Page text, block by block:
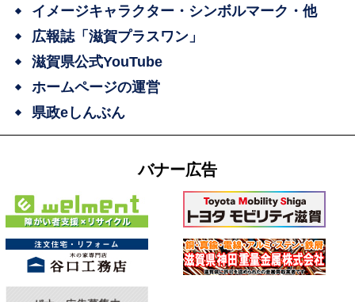
イメージキャラクター・シンボルマーク・他
広報誌「滋賀プラスワン」
滋賀県公式YouTube
ホームページの運営
県政eしんぶん
バナー広告